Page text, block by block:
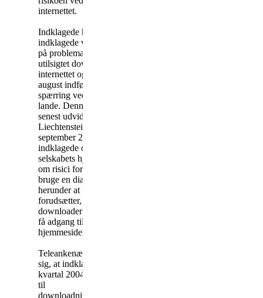
internettet.
Indklagede har oplyst, at
indklagede var opmærksom
på problematikken vedrørende
utilsigtet downloadning fra
internettet og som følge heraf i
august indførte en permanent
spærring vedrørende visse
lande. Denne spærring blev
senest udvidet til blandt andet
Liechtenstein fra den 16.
september 2004. Desuden har
indklagede oplyst, at
selskabets hjemmeside oplyser
om risici forbundet med at
bruge en dial-up forbindelse,
herunder at visse hjemmesider
forudsætter, at man
downloader et program for at
få adgang til særlige dele af
hjemmesiden.
Teleankenævnet har noteret
sig, at indklagede allerede i 1.
kvartal 2004 havde kendskab
til
downloadningproblematikken